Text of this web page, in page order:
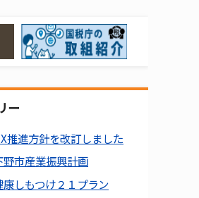
ー
推進方針を改訂しました
野市産業振興計画
しもつけ２１プラン